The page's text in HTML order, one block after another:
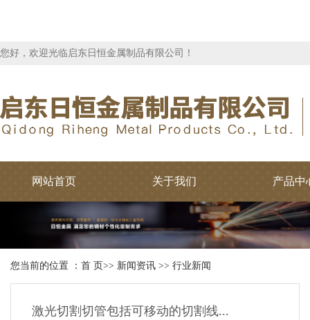
您好，欢迎光临启东日恒金属制品有限公司！
网站首页 关于我们 产品中
您当前的位置 ： 首 页>> 新闻资讯 >> 行业新闻
激光切割切管包括可移动的切割线...